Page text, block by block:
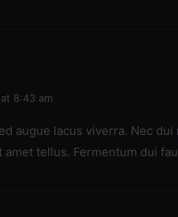
8:43 am
augue lacus viverra. Nec
amet tellus. Fermentum dui